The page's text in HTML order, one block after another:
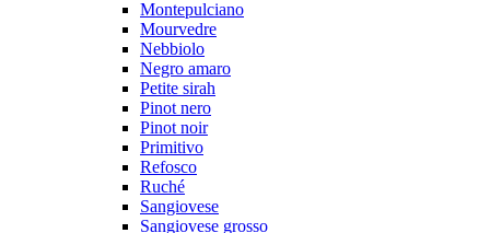
Montepulciano
Mourvedre
Nebbiolo
Negro amaro
Petite sirah
Pinot nero
Pinot noir
Primitivo
Refosco
Ruché
Sangiovese
Sangiovese grosso